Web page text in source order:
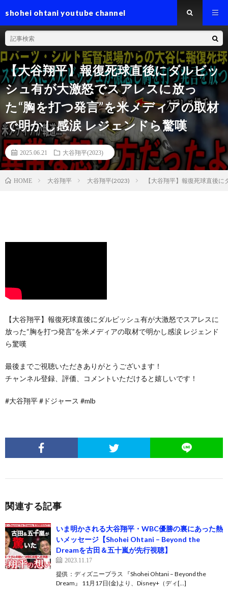
shohei ohtani youtube channel
【大谷翔平】報復死球直後にダルビッ
シュ有が大激怒でスアレスに放っ
た“胸を打つ発言”を米メディアの取材
で明かし感涙 レジェンドら驚嘆
2025.06.21 大谷翔平(2023)
HOME 大谷翔平 大谷翔平(2023) 【大谷翔平】報復死球直後
【大谷翔平】報復死球直後にダルビッシュ有が大激怒でスアレスに
放った“胸を打つ発言”を米メディアの取材で明かし感涙 レジェンド
ら驚嘆
最後までご視聴いただきありがとうございます！
チャンネル登録、評価、コメントいただけると嬉しいです！
#大谷翔平 #ドジャース #mlb
関連する記事
いま明かされる大谷翔平・WBC優勝の裏にあった熱
いメッセージ【Shohei Ohtani – Beyond the
Dreamを古田＆五十嵐が先行視聴】
2023.11.17
提供：ディズニープラス 『Shohei Ohtani – Beyond the
Dream』 11月17日(金)より、Disney+（ディ[…]